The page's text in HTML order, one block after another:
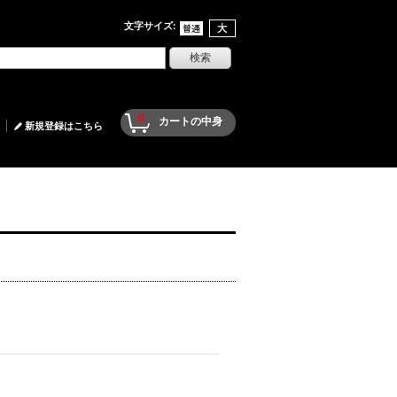
文字サイズ:
0 カートの中身
新規登録はこちら